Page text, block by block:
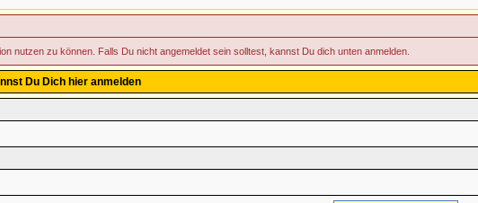
nutzen zu können. Falls Du nicht angemeldet sein solltest, kannst Du dich unten anmelden.
Du Dich hier anmelden